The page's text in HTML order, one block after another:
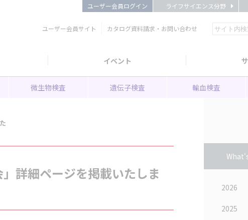
ユーザー会員ログイン ライフサイエンス分野
ユーザー会員サイト カタログ資料請求・お問い合わせ
イベント
微生物検査 遺伝子検査 輸血検査
詳細ページを掲載いたしま
2026
2025